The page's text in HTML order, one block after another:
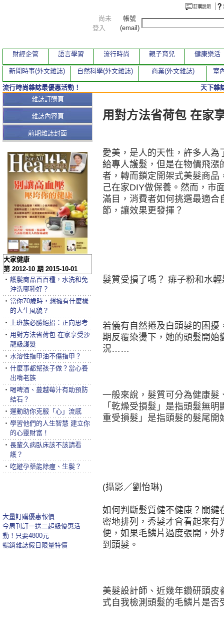
本期文章
用對方法省荷包 在家
愛美，是人的天性，許多人
給專人護髮，但是在物價飛漲
者，轉而鎖定開架式美髮商品
己在家DIY做保養。然而，市
滿目，消費者如何挑選最適合
節，讓效果更發揮？
髮質受損了嗎？ 痱子粉和水
若儀有自然捲及白頭髮的困擾
期反覆染燙下，她的頭髮開始
況……
一般來說，髮質可分為健康髮
「乾燥受損髮」是指頭髮無
重受損髮」是指頭髮的髮尾
(攝影／劉怡琳)
如何判斷髮質健不健康？關鍵
密地排列，秀髮才會看起來
便，如果毛鱗片過度張開，外
到頭髮。
美髮設計師、近幾年鑽研頭
式自我檢測頭髮的毛鱗片是否
雜誌訂購頁
雜誌內容頁
前期雜誌封面
大家健康
第 2012-10 期 2015-10-01
‧ 護髮商品百百種，水洗和免
沖洗哪種好？
‧ 當你70歲時，想擁有什麼樣
的人生風貌？
‧
上班族必勝絕招：正向思考
‧ 用對方法省荷包 在家享受沙
龍級護髮
‧ 水溶性指甲油不傷指甲？
‧ 什麼事都幫孩子做？當心養
出啃老族
‧ 喝啤酒、蔓越莓汁有助預防
結石？
‧ 運動助你克服「心」流感
‧ 學習他們的人生智慧 建立你
的心靈財富！
‧ 長輩久病臥床該不該請看
護？
‧ 吃避孕藥能除痘、生髮？
大量訂購優惠報價
今周刊訂一送二超級優惠活
動！只要4800元
暢銷雜誌假日限量特價
尚未
登入
帳號
(email)
財經企管 語言學習 流行時尚 親子育兒 健康樂活
新聞時事(外文雜誌) 自然科學(外文雜誌) 商業(外文雜誌) 室
流行時尚雜誌最優惠活動！ 天下雜